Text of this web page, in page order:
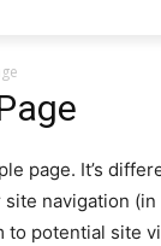
page. It’s
navigation
to potential site